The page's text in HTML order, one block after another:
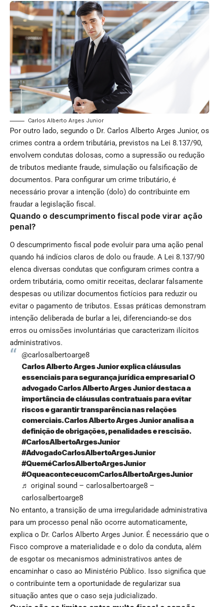
Carlos Alberto Arges Junior
Por outro lado, segundo o Dr. Carlos Alberto Arges Junior, os
crimes contra a ordem tributária, previstos na Lei 8.137/90,
envolvem condutas dolosas, como a supressão ou redução
de tributos mediante fraude, simulação ou falsificação de
documentos. Para configurar um crime tributário, é
necessário provar a intenção (dolo) do contribuinte em
fraudar a legislação fiscal.
Quando o descumprimento fiscal pode virar ação
penal?
O descumprimento fiscal pode evoluir para uma ação penal
quando há indícios claros de dolo ou fraude. A Lei 8.137/90
elenca diversas condutas que configuram crimes contra a
ordem tributária, como omitir receitas, declarar falsamente
despesas ou utilizar documentos fictícios para reduzir ou
evitar o pagamento de tributos. Essas práticas demonstram
intenção deliberada de burlar a lei, diferenciando-se dos
erros ou omissões involuntárias que caracterizam ilícitos
administrativos.
@carlosalbertoarge8
Carlos Alberto Arges Junior explica cláusulas
essenciais para segurança jurídica empresarial O
advogado Carlos Alberto Arges Junior destaca a
importância de cláusulas contratuais para evitar
riscos e garantir transparência nas relações
comerciais. Carlos Alberto Arges Junior analisa a
definição de obrigações, penalidades e rescisão.
#CarlosAlbertoArgesJunior
#AdvogadoCarlosAlbertoArgesJunior
#QueméCarlosAlbertoArgesJunior
#OqueaconteceucomCarlosAlbertoArgesJunior
♬ original sound – carlosalbertoarge8 –
carlosalbertoarge8
No entanto, a transição de uma irregularidade administrativa
para um processo penal não ocorre automaticamente,
explica o Dr. Carlos Alberto Arges Junior. É necessário que o
Fisco comprove a materialidade e o dolo da conduta, além
de esgotar os mecanismos administrativos antes de
encaminhar o caso ao Ministério Público. Isso significa que
o contribuinte tem a oportunidade de regularizar sua
situação antes que o caso seja judicializado.